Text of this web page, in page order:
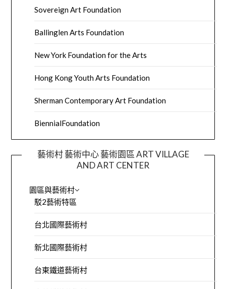
Sovereign Art Foundation
Ballinglen Arts Foundation
New York Foundation for the Arts
Hong Kong Youth Arts Foundation
Sherman Contemporary Art Foundation
BiennialFoundation
藝術村 藝術中心 藝術園區 ART VILLAGE
AND ART CENTER
園區與藝術村
駁2藝術特區
台北國際藝術村
新北國際藝術村
台東鐵道藝術村